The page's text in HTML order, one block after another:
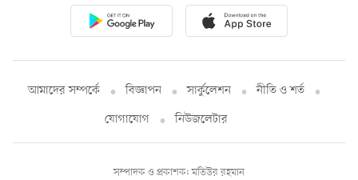
আমাদের সম্পর্কে বিজ্ঞাপন সার্কুলেশন
নীতি ও শর্ত
যোগাযোগ
নিউজলেটার
সম্পাদক ও প্রকাশক: মতিউর রহমান